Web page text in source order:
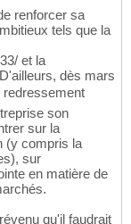
renforcer sa
tels que la
et la
dès mars
redressement
son
sur la
(y compris la
sur
en matière de
qu'il faudrait